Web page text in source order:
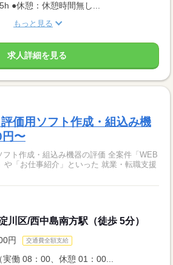
●休憩：休憩時間無し...
もっと見る
求人詳細を見る
価用ソフト作成・組込み機
〜
・組込み機器の評価 全案件「WEB
や「お仕事紹介」といった 就業・転職支援
川区/西中島南方駅（徒歩 5分）
円 交通費全額支給
働 08：00、休憩 01：00...